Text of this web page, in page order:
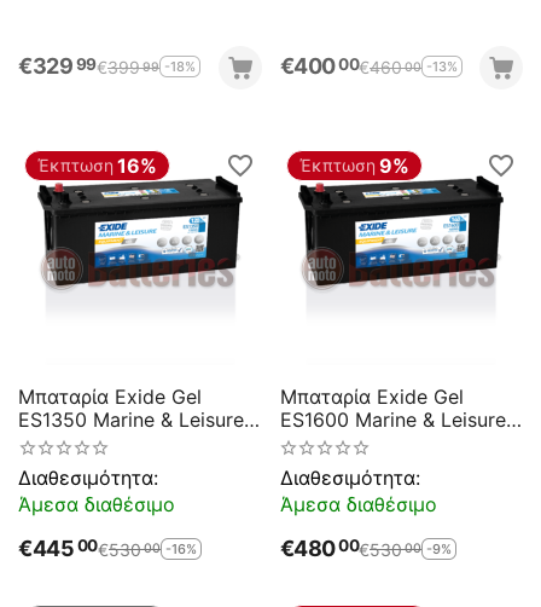
€32999€39999 -18% €40000€46000 -13%
Έκπτωση 16%
Μπαταρία Exide Gel
ES1350 Marine & Leisure
Wh1350 12V Capacity
20hr 120(Ah):EN (Amps):
760 EN Εκκίνησης
Διαθεσιμότητα:
Άμεσα διαθέσιμο
€44500€53000 -16%
Έκπτωση 9%
Μπαταρία Exide Gel
ES1600 Marine & Leisure
Wh1600 12V Capacity
20hr 140(Ah):EN (Amps):
900 EN Εκκίνησης
Διαθεσιμότητα:
Άμεσα διαθέσιμο
€48000€53000 -9%